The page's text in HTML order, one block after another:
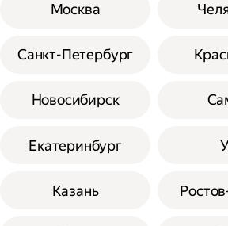
Москва
Санкт-Петербург
Новосибирск
Екатеринбург
Казань